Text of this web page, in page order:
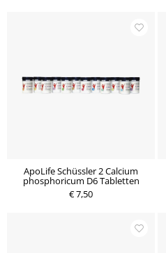
ApoLife Schüssler 2 Calcium
phosphoricum D6 Tabletten
€ 7,50